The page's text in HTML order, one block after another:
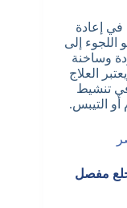
في إعادة
اللجوء إلى
وساخنة
العلاج
في تنشيط
أو التيبس.
خلع مفصل